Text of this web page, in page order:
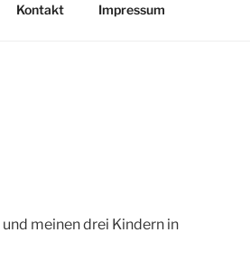
Kontakt Impressum
meinen drei Kindern in